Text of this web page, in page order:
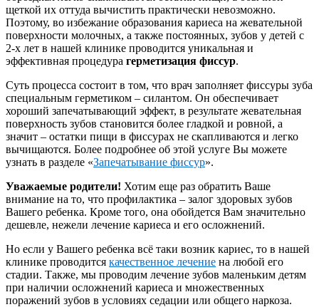
щеткой их оттуда вычистить практически невозможно.
Поэтому, во избежание образования кариеса на жевательной
поверхности молочных, а также постоянных, зубов у детей с
2-х лет в нашей клинике проводится уникальная и
эффективная процедура герметизация фиссур.
Суть процесса состоит в том, что врач заполняет фиссуры зуба
специальным герметиком – силантом. Он обеспечивает
хороший запечатывающий эффект, в результате жевательная
поверхность зубов становится более гладкой и ровной, а
значит – остатки пищи в фиссурах не скапливаются и легко
вычищаются. Более подробнее об этой услуге Вы можете
узнать в разделе «Запечатывание фиссур».
Уважаемые родители! Хотим еще раз обратить Ваше
внимание на то, что профилактика – залог здоровых зубов
Вашего ребенка. Кроме того, она обойдется Вам значительно
дешевле, нежели лечение кариеса и его осложнений.
Но если у Вашего ребенка всё таки возник кариес, то в нашей
клинике проводится качественное лечение на любой его
стадии. Также, мы проводим лечение зубов маленьким детям
при наличии осложнений кариеса и множественных
поражений зубов в условиях седации или общего наркоза.